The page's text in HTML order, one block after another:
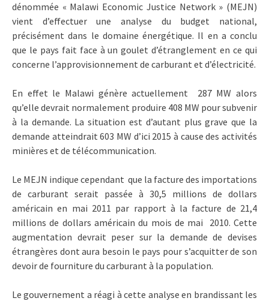
dénommée « Malawi Economic Justice Network » (MEJN)
vient d’effectuer une analyse du budget national,
précisément dans le domaine énergétique. Il en a conclu
que le pays fait face à un goulet d’étranglement en ce qui
concerne l’approvisionnement de carburant et d’électricité.
En effet le Malawi génère actuellement 287 MW alors
qu’elle devrait normalement produire 408 MW pour subvenir
à la demande. La situation est d’autant plus grave que la
demande atteindrait 603 MW d’ici 2015 à cause des activités
minières et de télécommunication.
Le MEJN indique cependant que la facture des importations
de carburant serait passée à 30,5 millions de dollars
américain en mai 2011 par rapport à la facture de 21,4
millions de dollars américain du mois de mai 2010. Cette
augmentation devrait peser sur la demande de devises
étrangères dont aura besoin le pays pour s’acquitter de son
devoir de fourniture du carburant à la population.
Le gouvernement a réagi à cette analyse en brandissant les